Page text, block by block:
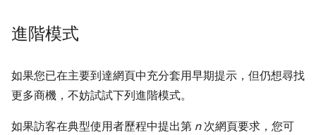
進階模式
如果您已在主要到達網頁中充分套用早期提示，但仍想尋找
更多商機，不妨試試下列進階模式。
如果訪客在典型使用者歷程中提出第 n次網頁要求，您可